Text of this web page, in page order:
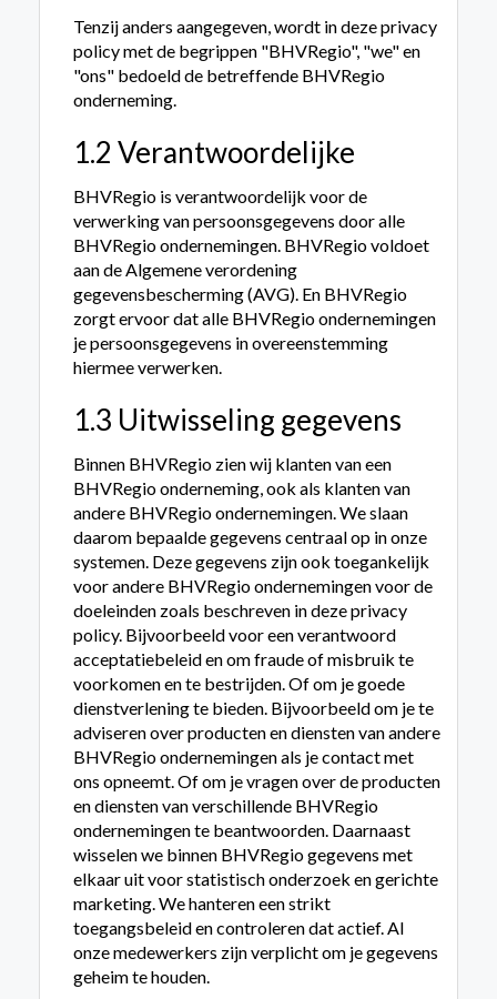
Tenzij anders aangegeven, wordt in deze privacy
policy met de begrippen "BHVRegio", "we" en
"ons" bedoeld de betreffende BHVRegio
onderneming.
1.2 Verantwoordelijke
BHVRegio is verantwoordelijk voor de
verwerking van persoonsgegevens door alle
BHVRegio ondernemingen. BHVRegio voldoet
aan de Algemene verordening
gegevensbescherming (AVG). En BHVRegio
zorgt ervoor dat alle BHVRegio ondernemingen
je persoonsgegevens in overeenstemming
hiermee verwerken.
1.3 Uitwisseling gegevens
Binnen BHVRegio zien wij klanten van een
BHVRegio onderneming, ook als klanten van
andere BHVRegio ondernemingen. We slaan
daarom bepaalde gegevens centraal op in onze
systemen. Deze gegevens zijn ook toegankelijk
voor andere BHVRegio ondernemingen voor de
doeleinden zoals beschreven in deze privacy
policy. Bijvoorbeeld voor een verantwoord
acceptatiebeleid en om fraude of misbruik te
voorkomen en te bestrijden. Of om je goede
dienstverlening te bieden. Bijvoorbeeld om je te
adviseren over producten en diensten van andere
BHVRegio ondernemingen als je contact met
ons opneemt. Of om je vragen over de producten
en diensten van verschillende BHVRegio
ondernemingen te beantwoorden. Daarnaast
wisselen we binnen BHVRegio gegevens met
elkaar uit voor statistisch onderzoek en gerichte
marketing. We hanteren een strikt
toegangsbeleid en controleren dat actief. Al
onze medewerkers zijn verplicht om je gegevens
geheim te houden.